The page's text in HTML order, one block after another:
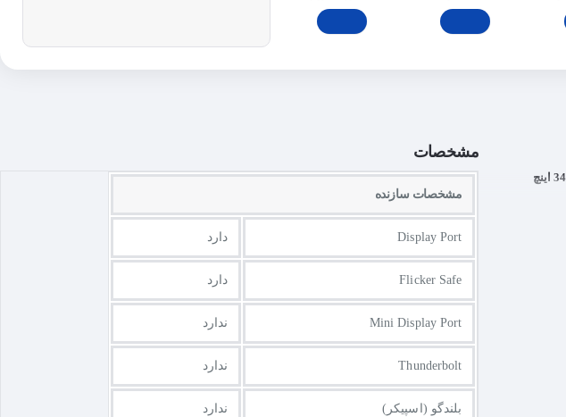
مشخصات
مشخصات سازنده
Display Port دارد
Flicker Safe دارد
Mini Display Port ندارد
Thunderbolt ندارد
بلندگو (اسپیکر) ندارد